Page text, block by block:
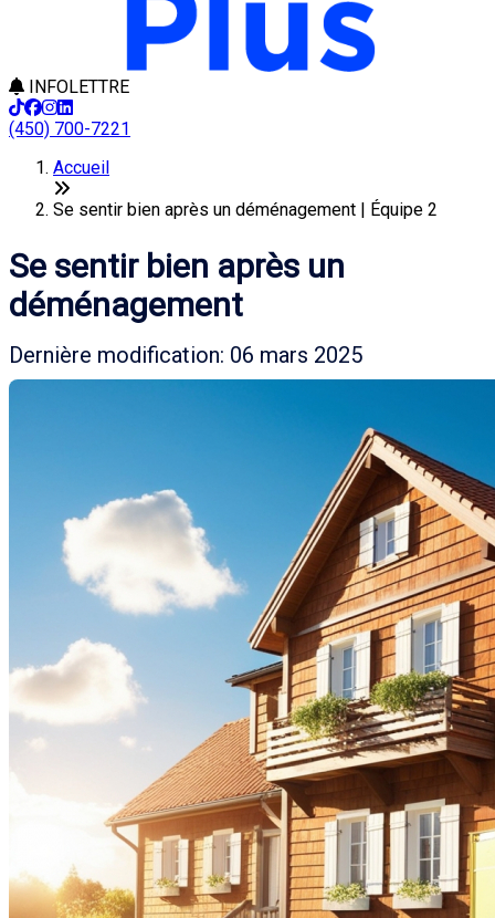
INFOLETTRE
(450) 700-7221
Accueil
Se sentir bien après un déménagement | Équipe 2
Se sentir bien après un
déménagement
Dernière modification: 06 mars 2025